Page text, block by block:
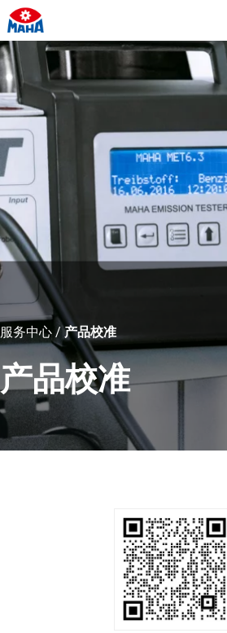
服务中心 /产品校准
产品校准